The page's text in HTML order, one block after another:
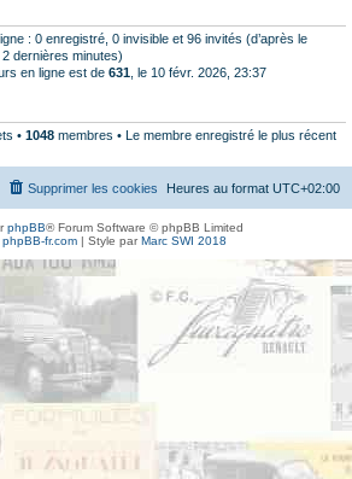
: 0 enregistré, 0 invisible et 96 invités (d’après le
dernières minutes)
en ligne est de 631 , le 10 févr. 2026, 23:37
• 1048 membres • Le membre enregistré le plus récent
Heures au format UTC+02:00
Supprimer les cookies
phpBB® Forum Software © phpBB Limited
phpBB-fr.com| Style parMarc SWI 2018